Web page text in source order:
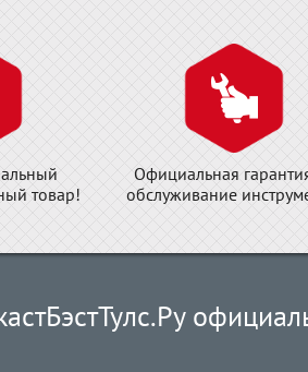
товар!
Официальная
обслуживание